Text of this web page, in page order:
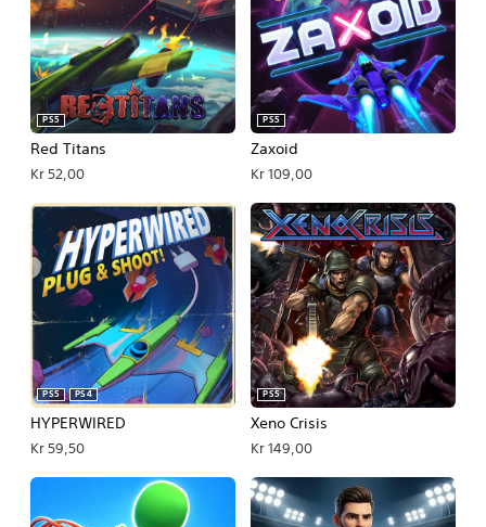
Red Titans
PS5
Kr 52,00
Zaxoid
PS5
Kr 109,00
HYPERWIRED
PS5 PS4
Kr 59,50
Xeno Crisis
PS5
Kr 149,00